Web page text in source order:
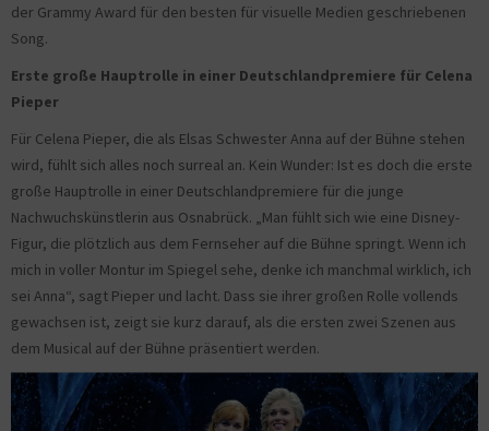
der Grammy Award für den besten für visuelle Medien geschriebenen
Song.
Erste große Hauptrolle in einer Deutschlandpremiere für Celena
Pieper
Für Celena Pieper, die als Elsas Schwester Anna auf der Bühne stehen
wird, fühlt sich alles noch surreal an. Kein Wunder: Ist es doch die erste
große Hauptrolle in einer Deutschlandpremiere für die junge
Nachwuchskünstlerin aus Osnabrück. „Man fühlt sich wie eine Disney-
Figur, die plötzlich aus dem Fernseher auf die Bühne springt. Wenn ich
mich in voller Montur im Spiegel sehe, denke ich manchmal wirklich, ich
sei Anna“, sagt Pieper und lacht. Dass sie ihrer großen Rolle vollends
gewachsen ist, zeigt sie kurz darauf, als die ersten zwei Szenen aus
dem Musical auf der Bühne präsentiert werden.